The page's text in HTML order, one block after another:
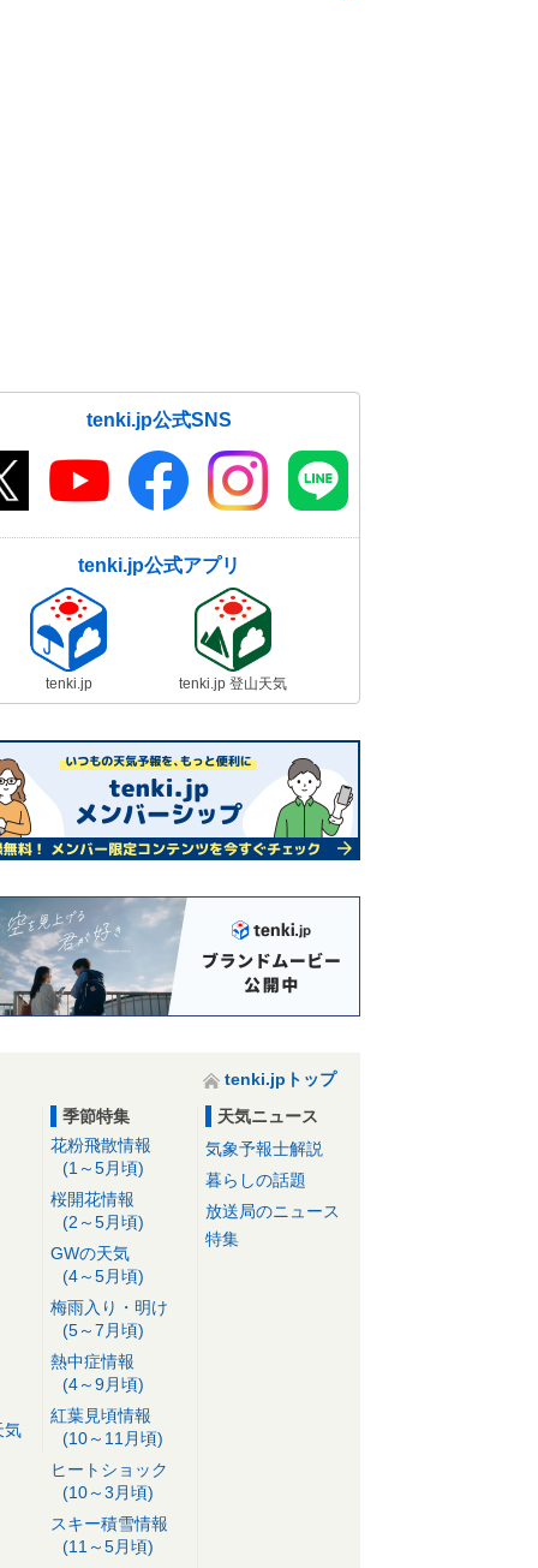
tenki.jp公式SNS
tenki.jp公式アプリ
tenki.jp tenki.jp 登山天気
tenki.jpトップ
気
季節特集
花粉飛散情報
(1～5月頃)
桜開花情報
(2～5月頃)
GWの天気
(4～5月頃)
梅雨入り・明け
(5～7月頃)
熱中症情報
(4～9月頃)
紅葉見頃情報
(10～11月頃)
ヒートショック
(10～3月頃)
スキー積雪情報
(11～5月頃)
天気ニュース
気象予報士解説
暮らしの話題
放送局のニュース
特集